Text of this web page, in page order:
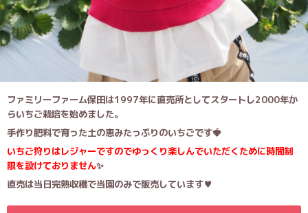
ファミリーファーム保田は1997年に直売所としてスタートし2000年か
らいちご栽培を始めました。
手作り肥料で育った土の恵みたっぷりのいちごです🍓
いちご狩りはレジャーですのでゆっくり楽しんでいただくために時間制
限を設けておりません✨
直売は当日完熟収穫で当園のみで販売しています♥